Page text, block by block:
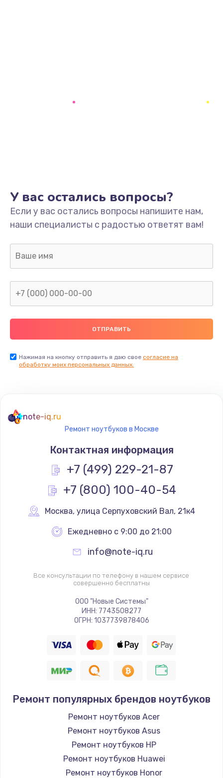
У вас остались вопросы?
Если у вас остались вопросы напишите нам,
наши специалисты с радостью ответят вам!
Нажимая на кнопку отправить я даю свое согласие на
обработку моих персональных данных.
note-iq.ru
Ремонт ноутбуков в Москве
Контактная информация
+7 (499) 229-21-87
+7 (800) 100-40-54
Москва, улица Серпуховский Вал, 21к4
Ежедневно с 9:00 до 21:00
info@note-iq.ru
Все консультации по телефону в нашем сервисе
совершенно бесплатны
ООО "Новые Системы"
ИНН: 7743508277
ОГРН: 1037739878406
Ремонт популярных брендов ноутбуков
Ремонт ноутбуков Acer
Ремонт ноутбуков Asus
Ремонт ноутбуков HP
Ремонт ноутбуков Huawei
Ремонт ноутбуков Honor